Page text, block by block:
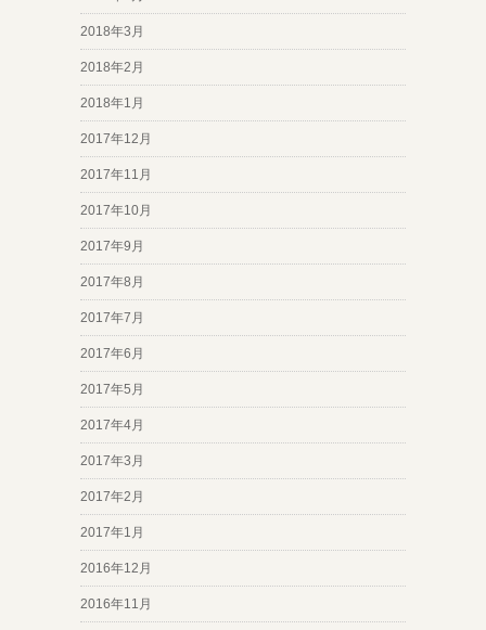
2018年3月
2018年2月
2018年1月
2017年12月
2017年11月
2017年10月
2017年9月
2017年8月
2017年7月
2017年6月
2017年5月
2017年4月
2017年3月
2017年2月
2017年1月
2016年12月
2016年11月